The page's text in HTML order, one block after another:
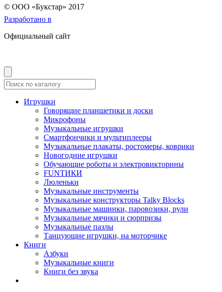
© OOO «Букстар» 2017
Разработано в
Официальный сайт
Игрушки
Говорящие планшетики и доски
Микрофоны
Музыкальные игрушки
Смартфончики и мультиплееры
Музыкальные плакаты, ростомеры, коврики
Новогодние игрушки
Обучающие роботы и электровикторины
FUNТИКИ
Люленьки
Музыкальные инструменты
Музыкальные конструкторы Talky Blocks
Музыкальные машинки, паровозики, рули
Музыкальные мячики и сюрпризы
Музыкальные пазлы
Танцующие игрушки, на моторчике
Книги
Азбуки
Музыкальные книги
Книги без звука